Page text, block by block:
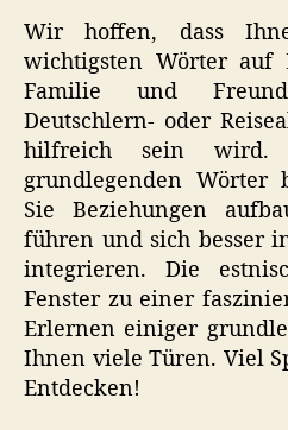
Wir hoffen, dass
wichtigsten Wörter auf
Familie und
Deutschlern- oder
hilfreich sein wird.
grundlegenden Wörter
Sie Beziehungen
führen und sich besser
integrieren. Die
Fenster zu einer
Erlernen einiger
Ihnen viele Türen. Viel
Entdecken!